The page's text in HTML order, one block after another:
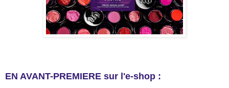
EN AVANT-PREMIERE sur l'e-shop :